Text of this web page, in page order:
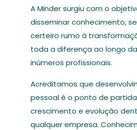
A Minder surgiu com o
disseminar conhecimento,
certeiro rumo à
toda a diferença ao longo
inúmeros profissionais.
Acreditamos que
pessoal é o ponto de
crescimento e evolução
qualquer empresa.